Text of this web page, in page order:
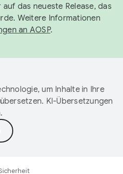
auf das neueste Release, das
Weitere Informationen
an AOSP.
um Inhalte in Ihre
KI-Übersetzungen